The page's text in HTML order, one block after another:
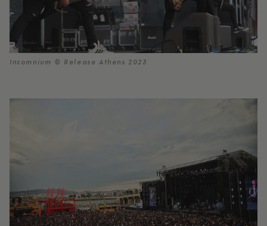
Insomnium © Release Athens 2023